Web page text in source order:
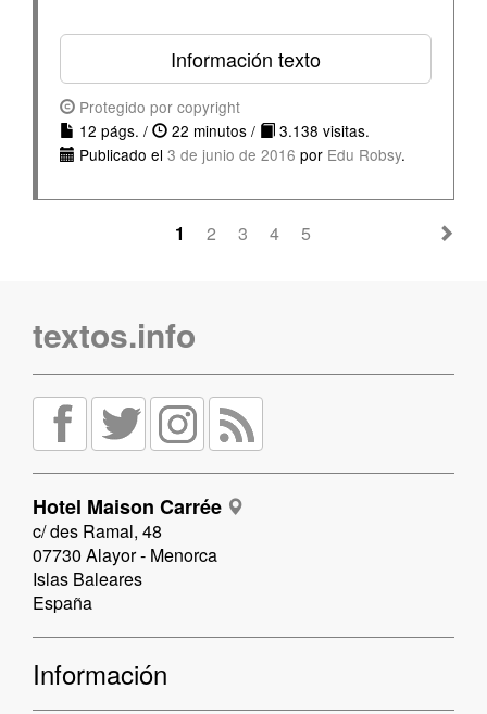
Información texto
Protegido por copyright
12 págs. /
22 minutos /
3.138 visitas.
Publicado el 3 de junio de 2016 por Edu Robsy.
1 2 3 4 5
textos.info
Hotel Maison Carrée
c/ des Ramal, 48
07730 Alayor - Menorca
Islas Baleares
España
Información